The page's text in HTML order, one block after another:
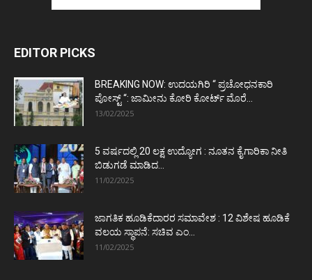
EDITOR PICKS
BREAKING NOW: ಉದಯಗಿರಿ “ ಪ್ರಚೋಧನಕಾರಿ
ಪೋಸ್ಟ್‌ “: ಜಾಮೀನು ಕೋರಿ ಕೋರ್ಟ್‌ ಮೊರೆ...
13/02/2025
5 ವರ್ಷದಲ್ಲಿ 20 ಲಕ್ಷ ಉದ್ಯೋಗ : ನೂತನ ಕೈಗಾರಿಕಾ ನೀತಿ
ಬಿಡುಗಡೆ ಮಾಡಿದ...
11/02/2025
ಜಾಗತಿಕ ಹೂಡಿಕೆದಾರರ ಸಮಾವೇಶ : 12 ವಿಶೇಷ ಹೂಡಿಕೆ
ವಲಯ ಸ್ಥಾಪನೆ: ಸಚಿವ ಎಂ...
11/02/2025